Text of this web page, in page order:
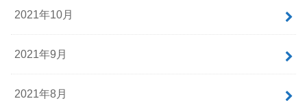
2021年10月
2021年9月
2021年8月